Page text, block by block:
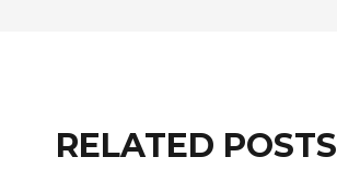
RELATED POSTS